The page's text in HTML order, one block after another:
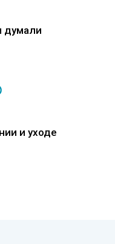
думали
и уходе